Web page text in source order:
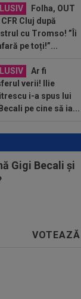
Kevin
putut rata
la 42 de zile
Folha, OUT
Cluj după
cu Tromso! ”Îi
pe toți!”...
Ar fi
verii! Ilie
i-a spus lui
pe cine să ia...
Gigi Becali și